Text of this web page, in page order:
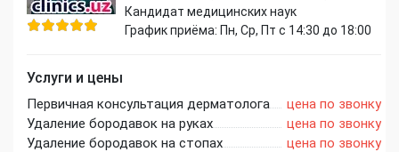
Кандидат медицинских наук
График приёма: Пн, Ср, Пт с 14:30 до 18:00
Услуги и цены
Первичная консультация дерматолога
цена по звонку
Удаление бородавок на руках
цена по звонку
Удаление бородавок на стопах
цена по звонку